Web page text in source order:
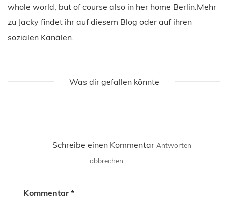
whole world, but of course also in her home Berlin.Mehr
zu Jacky findet ihr auf diesem Blog oder auf ihren
sozialen Kanälen.
Was dir gefallen könnte
Schreibe einen Kommentar Antworten
abbrechen
Kommentar*